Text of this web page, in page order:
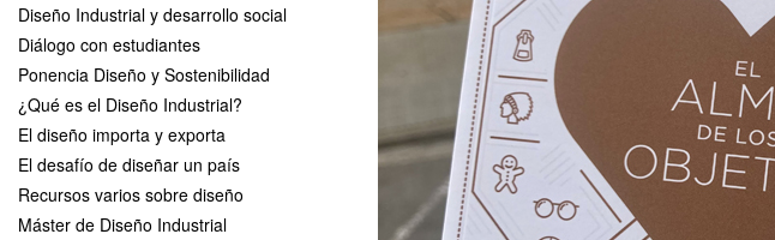
Diseño Industrial y desarrollo social
Diálogo con estudiantes
Ponencia Diseño y Sostenibilidad
¿Qué es el Diseño Industrial?
El diseño importa y exporta
El desafío de diseñar un país
Recursos varios sobre diseño
Máster de Diseño Industrial